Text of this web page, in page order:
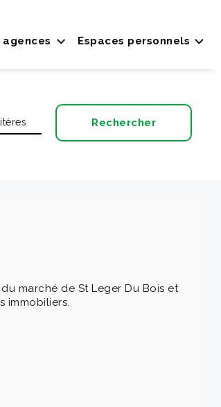
Espaces personnels
agences
marché de St Leger Du Bois et
immobiliers.